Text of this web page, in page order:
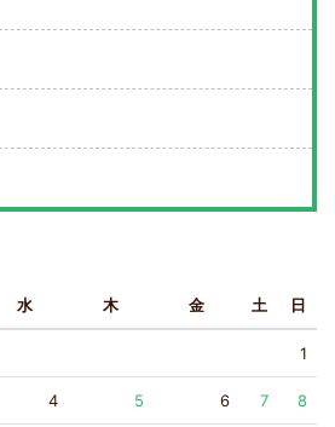
水 木 金 土 日
1
4 5 6 7 8